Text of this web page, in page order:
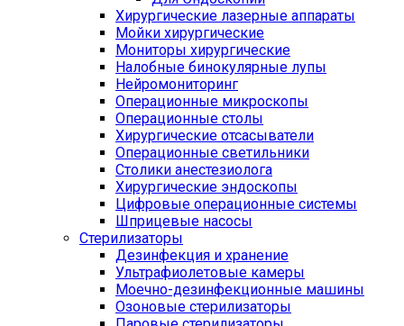
Хирургические лазерные аппараты
Мойки хирургические
Мониторы хирургические
Налобные бинокулярные лупы
Нейромониторинг
Операционные микроскопы
Операционные столы
Хирургические отсасыватели
Операционные светильники
Столики анестезиолога
Хирургические эндоскопы
Цифровые операционные системы
Шприцевые насосы
Стерилизаторы
Дезинфекция и хранение
Ультрафиолетовые камеры
Моечно-дезинфекционные машины
Озоновые стерилизаторы